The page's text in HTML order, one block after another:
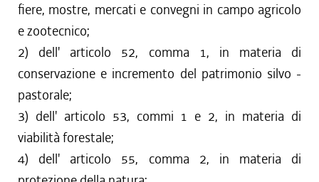
fiere, mostre, mercati e convegni in campo agricolo
e zootecnico;
2) dell' articolo 52, comma 1, in materia di
conservazione e incremento del patrimonio silvo -
pastorale;
3) dell' articolo 53, commi 1 e 2, in materia di
viabilità forestale;
4) dell' articolo 55, comma 2, in materia di